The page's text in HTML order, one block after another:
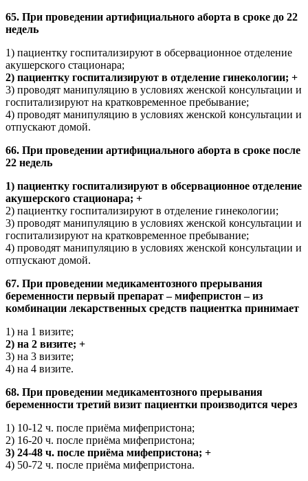
65. При проведении артифициального аборта в сроке до 22
недель
1) пациентку госпитализируют в обсервационное отделение
акушерского стационара;
2) пациентку госпитализируют в отделение гинекологии; +
3) проводят манипуляцию в условиях женской консультации и
госпитализируют на кратковременное пребывание;
4) проводят манипуляцию в условиях женской консультации и
отпускают домой.
66. При проведении артифициального аборта в сроке после
22 недель
1) пациентку госпитализируют в обсервационное отделение
акушерского стационара; +
2) пациентку госпитализируют в отделение гинекологии;
3) проводят манипуляцию в условиях женской консультации и
госпитализируют на кратковременное пребывание;
4) проводят манипуляцию в условиях женской консультации и
отпускают домой.
67. При проведении медикаментозного прерывания
беременности первый препарат – мифепристон – из
комбинации лекарственных средств пациентка принимает
1) на 1 визите;
2) на 2 визите; +
3) на 3 визите;
4) на 4 визите.
68. При проведении медикаментозного прерывания
беременности третий визит пациентки производится через
1) 10-12 ч. после приёма мифепристона;
2) 16-20 ч. после приёма мифепристона;
3) 24-48 ч. после приёма мифепристона; +
4) 50-72 ч. после приёма мифепристона.